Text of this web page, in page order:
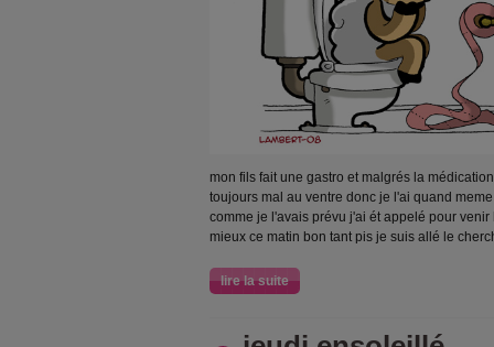
mon fils fait une gastro et malgrés la
toujours mal au ventre donc je l'ai quand
comme je l'avais prévu j'ai ét appelé pour
mieux ce matin bon tant pis je suis allé le
lire la suite